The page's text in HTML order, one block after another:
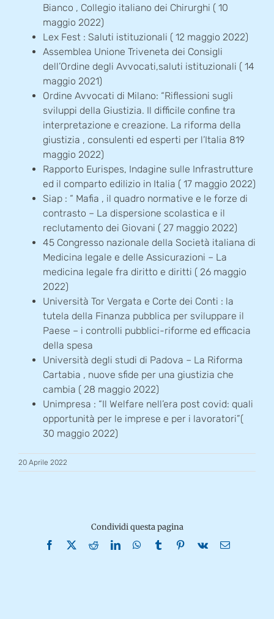
Bianco , Collegio italiano dei Chirurghi ( 10
maggio 2022)
Lex Fest : Saluti istituzionali ( 12 maggio 2022)
Assemblea Unione Triveneta dei Consigli
dell’Ordine degli Avvocati,saluti istituzionali ( 14
maggio 2021)
Ordine Avvocati di Milano: “Riflessioni sugli
sviluppi della Giustizia. Il difficile confine tra
interpretazione e creazione. La riforma della
giustizia , consulenti ed esperti per l’Italia 819
maggio 2022)
Rapporto Eurispes, Indagine sulle Infrastrutture
ed il comparto edilizio in Italia ( 17 maggio 2022)
Siap : “ Mafia , il quadro normative e le forze di
contrasto – La dispersione scolastica e il
reclutamento dei Giovani ( 27 maggio 2022)
45 Congresso nazionale della Società italiana di
Medicina legale e delle Assicurazioni – La
medicina legale fra diritto e diritti ( 26 maggio
2022)
Università Tor Vergata e Corte dei Conti : la
tutela della Finanza pubblica per sviluppare il
Paese – i controlli pubblici-riforme ed efficacia
della spesa
Università degli studi di Padova – La Riforma
Cartabia , nuove sfide per una giustizia che
cambia ( 28 maggio 2022)
Unimpresa : “Il Welfare nell’era post covid: quali
opportunità per le imprese e per i lavoratori”(
30 maggio 2022)
20 Aprile 2022
Condividi questa pagina
Facebook
X RedditLinkedInWhatsApp
TumblrPinterest
Vk Email